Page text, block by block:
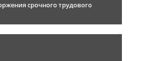
срочного трудового